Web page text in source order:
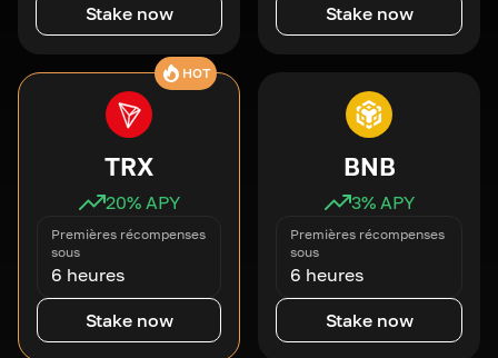
Stake now Stake now
HOT
TRX
20% APY
Premières récompenses
sous
6 heures
Stake now
BNB
3% APY
Premières récompenses
sous
6 heures
Stake now